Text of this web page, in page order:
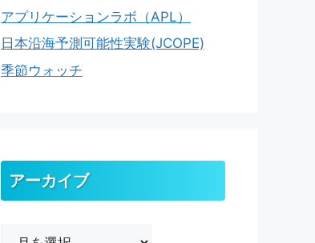
アプリケーションラボ（APL）
日本沿海予測可能性実験(JCOPE)
季節ウォッチ
アーカイブ